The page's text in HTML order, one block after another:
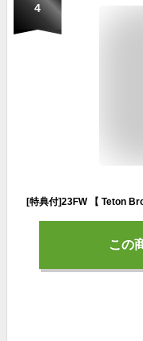
4
この